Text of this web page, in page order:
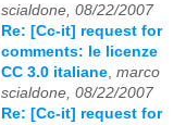
scialdone, 08/22/2007
Re: [Cc-it] request for
comments: le licenze
CC 3.0 italiane, marco
scialdone, 08/22/2007
Re: [Cc-it] request for